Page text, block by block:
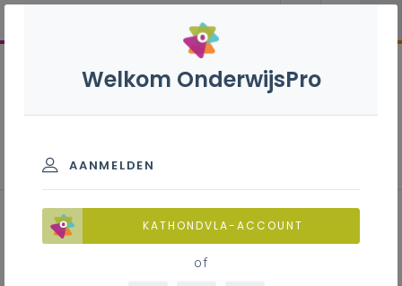
Welkom OnderwijsPro
AANMELDEN
KATHONDVLA-ACCOUNT
of